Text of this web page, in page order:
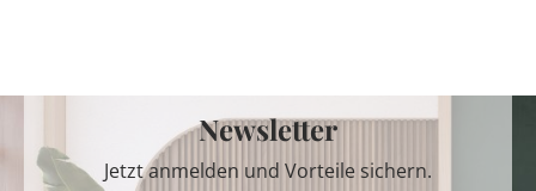
Newsletter
Jetzt anmelden und Vorteile sichern.